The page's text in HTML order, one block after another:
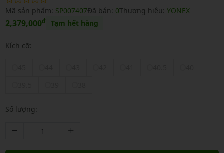
Mã sản phẩm: SP007407Đã bán: 0Thương hiệu: YONEX
2,379,000₫ Tạm hết hàng
Kích cỡ:
Số lượng: